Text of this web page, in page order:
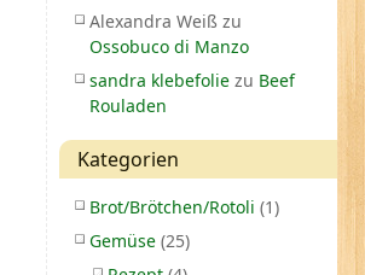
Alexandra Weiß zu
Ossobuco di Manzo
sandra klebefolie zu Beef
Rouladen
Kategorien
Brot/Brötchen/Rotoli (1)
Gemüse (25)